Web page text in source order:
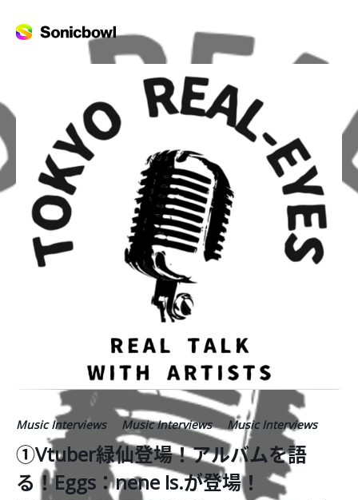
Music Interviews Music Interviews Music Interviews
①Vtuber緑仙登場！アルバムを語
る！Eggs：nene Is.が登場！